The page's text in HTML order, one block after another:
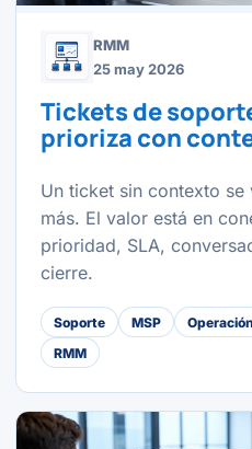
RMM
25 may 2026
Tickets de
prioriza con
Un ticket sin contexto
más. El valor está en
prioridad, SLA,
cierre.
Soporte MSP Operación
RMM